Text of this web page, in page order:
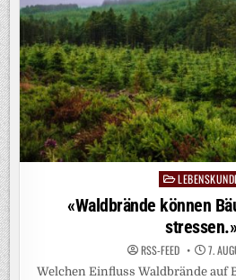
Posted
in
«Waldbrände können
stressen.»
RSS-FEED 7.
Welchen Einfluss Waldbrände auf